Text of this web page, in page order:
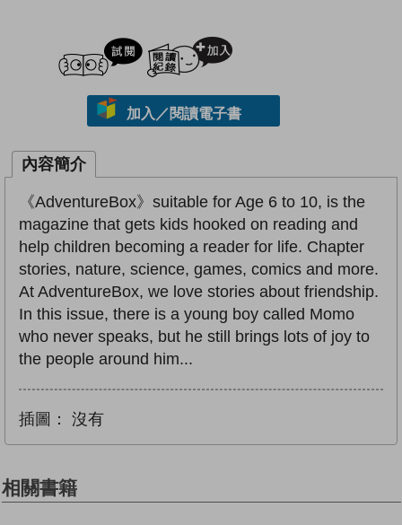
試閲
加入／閱讀電子書
內容簡介
《AdventureBox》suitable for Age 6 to 10, is the
magazine that gets kids hooked on reading and
help children becoming a reader for life. Chapter
stories, nature, science, games, comics and more.
At AdventureBox, we love stories about friendship.
In this issue, there is a young boy called Momo
who never speaks, but he still brings lots of joy to
the people around him...
插圖： 沒有
相關書籍